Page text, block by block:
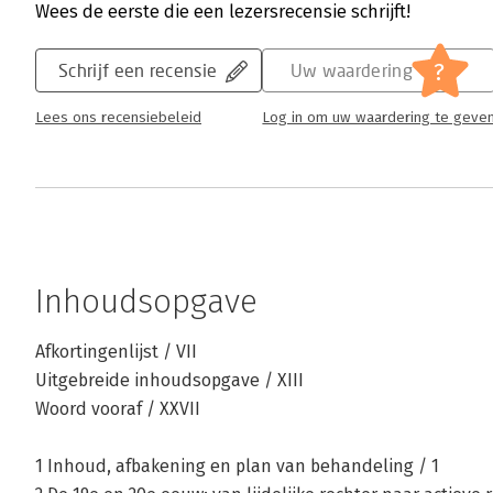
Wees de eerste die een lezersrecensie schrijft!
Schrijf een recensie
Lees ons recensiebeleid
Uw waardering ?
Log in om uw waardering te
Inhoudsopgave
Afkortingenlijst / VII
Uitgebreide inhoudsopgave / XIII
Woord vooraf / XXVII
1 Inhoud, afbakening en plan van behandeling / 1